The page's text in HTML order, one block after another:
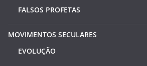
FALSOS PROFETAS
MOVIMENTOS SECULARES
EVOLUÇÃO